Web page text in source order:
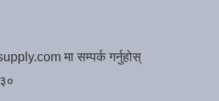
मा सम्पर्क गर्नुहोस्